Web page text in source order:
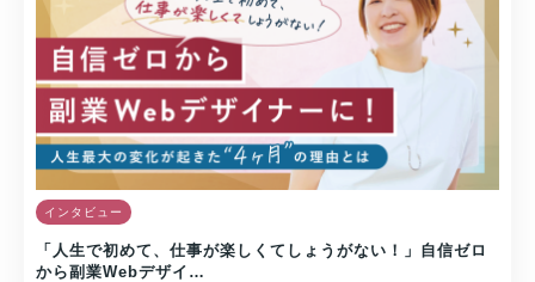
インタビュー
「人生で初めて、仕事が楽しくてしょうがない！」自信ゼロ
から副業Webデザイ…